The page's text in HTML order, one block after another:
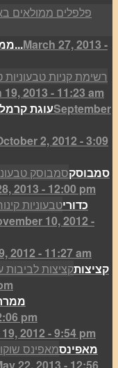
ממולאים טבעונים עם אורז ופטריות...March 27, 2013 -
19, 2013 - 11:23 am
עוגת קרמלSeptember
2, 2012 - 3:09
סמבוסק
2013 - 12:00 pm
כדורי
10, 2012 -
2012 - 11:27 am
קציצות
pm
2012 - 9:54 pm
מאפינס
22, 2013 - 12:56